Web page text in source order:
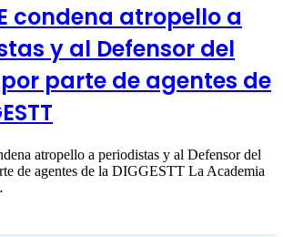
condena atropello a
y al Defensor del
parte de agentes de
atropello a periodistas y al Defensor del
de agentes de la DIGGESTT La Academia